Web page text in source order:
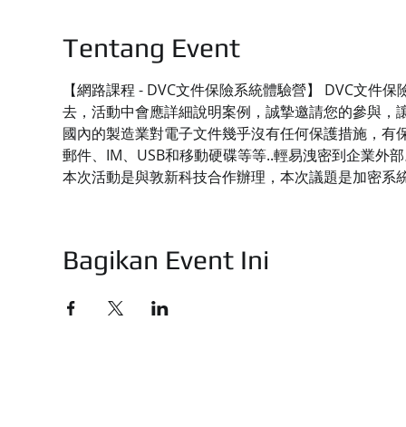
Tentang Event
【網路課程 - DVC文件保險系統體驗營】 DVC文件
去，活動中會應詳細說明案例，誠摯邀請您的參與，
國內的製造業對電子文件幾乎沒有任何保護措施，
郵件、IM、USB和移動硬碟等等..輕易洩密到企業外
本次活動是與敦新科技合作辦理，本次議題是加密系
Bagikan Event Ini